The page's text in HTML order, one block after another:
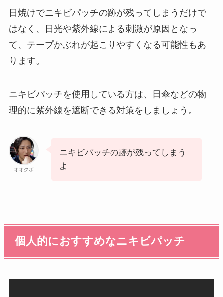
日焼けでニキビパッチの跡が残ってしまうだけで
はなく、日光や紫外線による刺激が原因となっ
て、テープかぶれが起こりやすくなる可能性もあ
ります。
ニキビパッチを使用している方は、日傘などの物
理的に紫外線を遮断できる対策をしましょう。
オオクボ
ニキビパッチの跡が残ってしまう
よ
個人的におすすめなニキビパッチ